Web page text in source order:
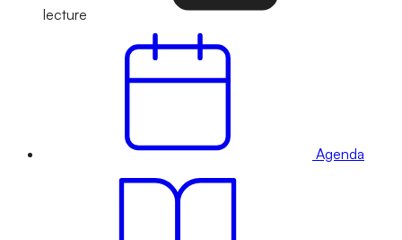
lecture
Agenda